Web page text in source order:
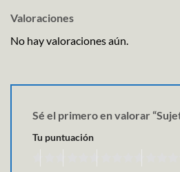
Valoraciones
No hay valoraciones aún.
Sé el primero en valorar
Tu puntuación